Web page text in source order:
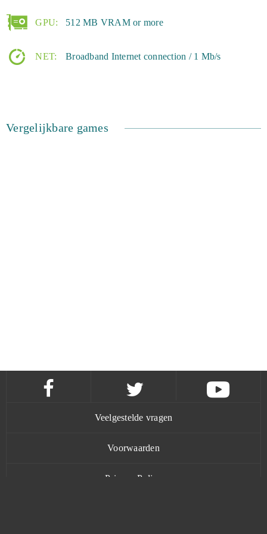
GPU: 512 MB VRAM or more
NET: Broadband Internet connection / 1 Mb/s
Vergelijkbare games
Veelgestelde vragen
Voorwaarden
Privacy Policy